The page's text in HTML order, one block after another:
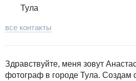
Тула
все контакты
Здравствуйте, меня зовут
фотограф в городе Тула. Создам